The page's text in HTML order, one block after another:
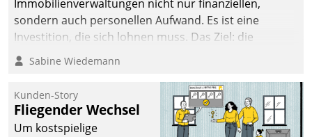
Immobilienverwaltungen nicht nur finanziellen,
sondern auch personellen Aufwand. Es ist eine
Investition, die sich lohnen muss. Das Ziel: die
nachhaltige Optimierung der Geschäftsabläufe. Damit
dieses Ziel erreicht wird, sollten einige Grundregeln
Sabine Wiedemann
Kunden-Story
Fliegender Wechsel
Um kostspielige